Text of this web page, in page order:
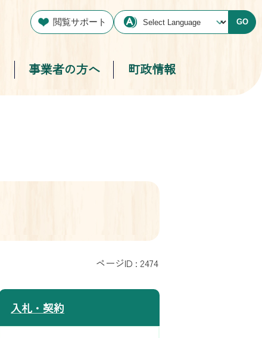
閲覧サポート GO
事業者の方へ 町政情報
ページID : 2474
入札・契約